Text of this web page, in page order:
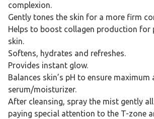
complexion.
Gently tones the skin for a more firm
Helps to boost collagen production for
skin.
Softens, hydrates and refreshes.
Provides instant glow.
Balances skin’s pH to ensure
serum/moisturizer.
After cleansing, spray the mist gently
paying special attention to the T-zone